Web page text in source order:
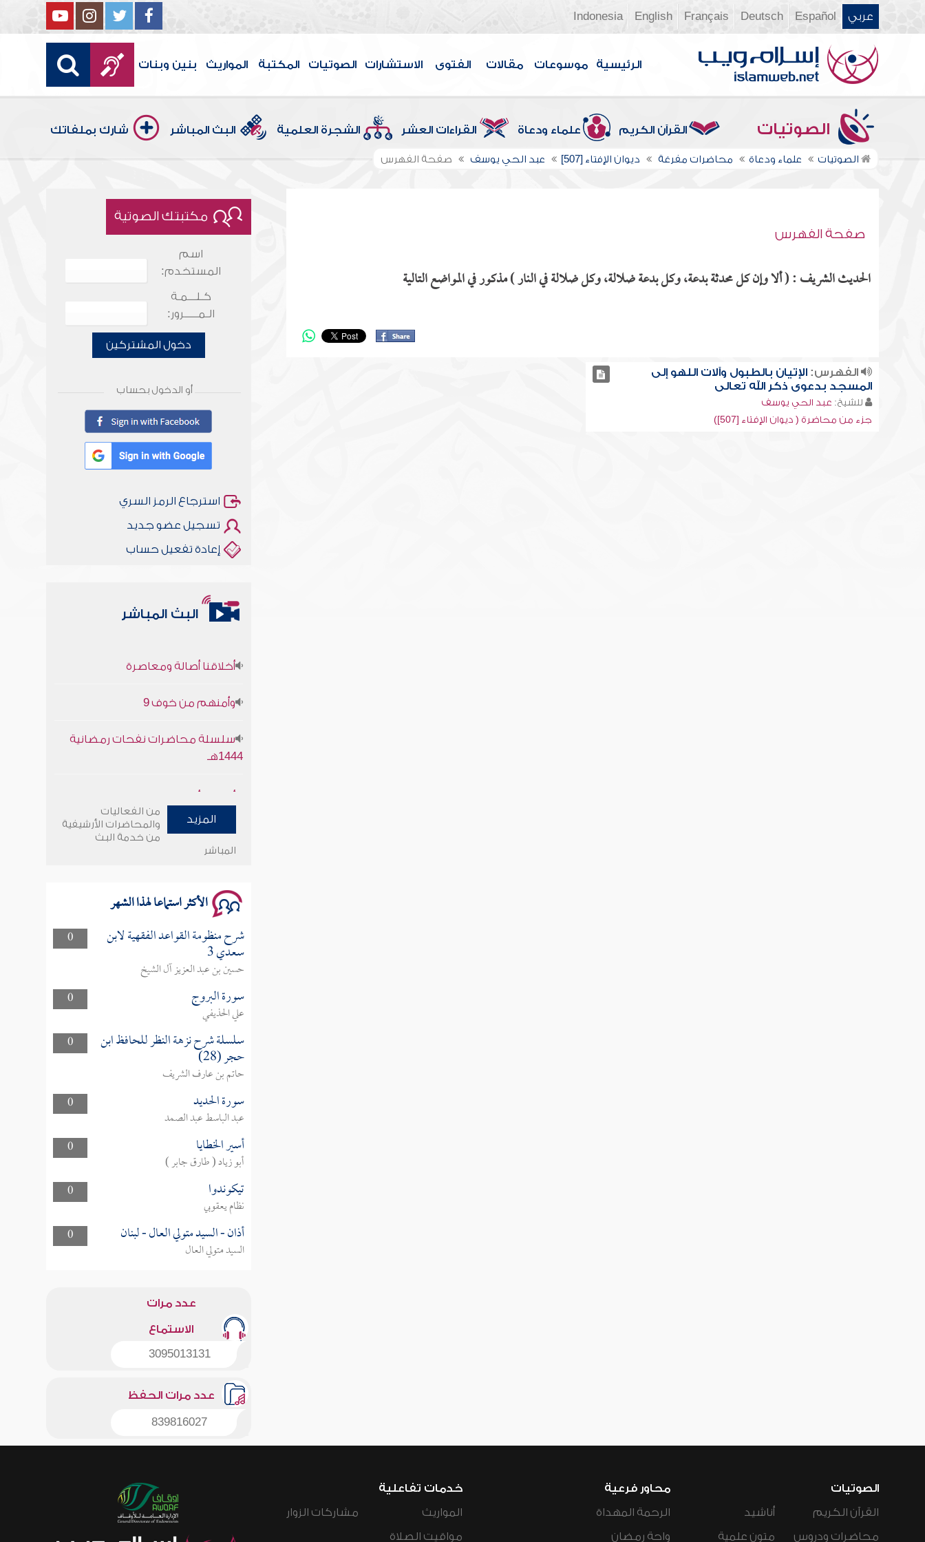
عربي Español
Deutsch
Français
English
Indonesia
الرئيسية موسوعات مقالات الفتوى الاستشارات الصوتيات المكتبة المواريث بنين وبنات
الصوتيات القرآن الكريم علماء ودعاة القراءات العشر الشجرة العلمية البث المباشر شارك بملفاتك
الصوتيات علماء ودعاة محاضرات مفرغة ديوان الإفتاء [507] عبد الحي يوسف صفحة الفهرس
صفحة الفهرس
الحديث الشريف : ( ألا وإن كل محدثة بدعة، وكل بدعة ضلالة، وكل ضلالة في النار ) مذكور في المواضع التالية
الفهرس:الإتيان بالطبول وآلات اللهو إلى
المسجد بدعوى ذكر الله تعالى
للشيخ: عبد الحي يوسف
جزء من محاضرة ( ديوان الإفتاء [507])
مكتبتك الصوتية
اسم
المستخدم:
كـلـــمـة
الـمـــــرور:
دخول المشتركين
أو الدخول بحساب
استرجاع الرمز السري
تسجيل عضو جديد
إعادة تفعيل حساب
البث المباشر
1444هـ
وأمنهم من خوف 9
سلسلة محاضرات نفحات رمضانية
المزيد
من الفعاليات
والمحاضرات الأرشيفية
من خدمة البث
المباشر
الأكثر استماعا لهذا الشهر
0 شرح منظومة القواعد الفقهية لابن
سعدي 3
حسين بن عبد العزيز آل الشيخ
0
سورة البروج
علي الحذيفي
0
سلسلة شرح نزهة النظر للحافظ ابن
حجر (28)
حاتم بن عارف الشريف
0
سورة الحديد
عبد الباسط عبد الصمد
0
أسير الخطايا
أبو زياد ( طارق جابر )
0
تيكوندوا
نظام يعقوبي
0
أذان - السيد متولي العال - لبنان
السيد متولي العال
عدد مرات
الاستماع
3095013131
عدد مرات الحفظ
839816027
الصوتيات
القرآن الكريم
محاضرات ودروس
أناشيد
متون علمية
محاور فرعية
الرحمة المهداة
واحة رمضان
خدمات تفاعلية
المواريث
مواقيت الصلاة
مشاركات الزوار